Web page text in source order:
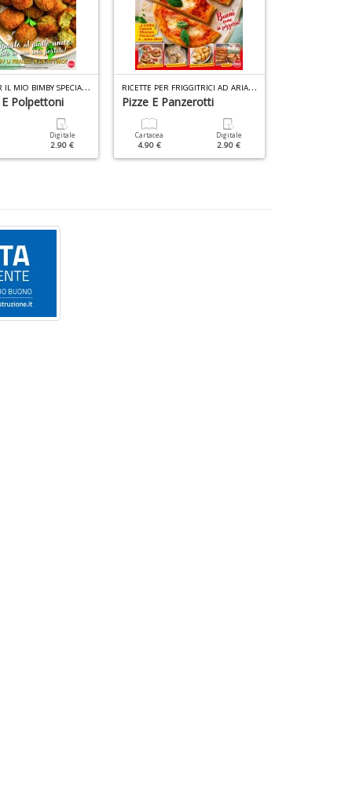
R
ICETTE PER IL MIO BIMBY SPECIALE N.9
Polpettoni
Digitale
2.90 €
R
ICETTE PER FRIGGITRICI AD ARIA SPECIALE N.4
Pizze E Panzerotti
Cartacea
4.90 €
Digitale
2.90 €